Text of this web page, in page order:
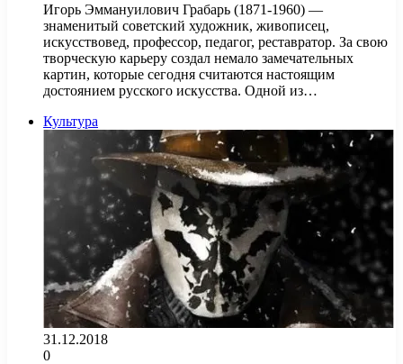
Игорь Эммануилович Грабарь (1871-1960) —
знаменитый советский художник, живописец,
искусствовед, профессор, педагог, реставратор. За свою
творческую карьеру создал немало замечательных
картин, которые сегодня считаются настоящим
достоянием русского искусства. Одной из…
Культура
31.12.2018
0